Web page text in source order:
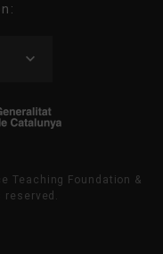
Teaching Foundation &
reserved.